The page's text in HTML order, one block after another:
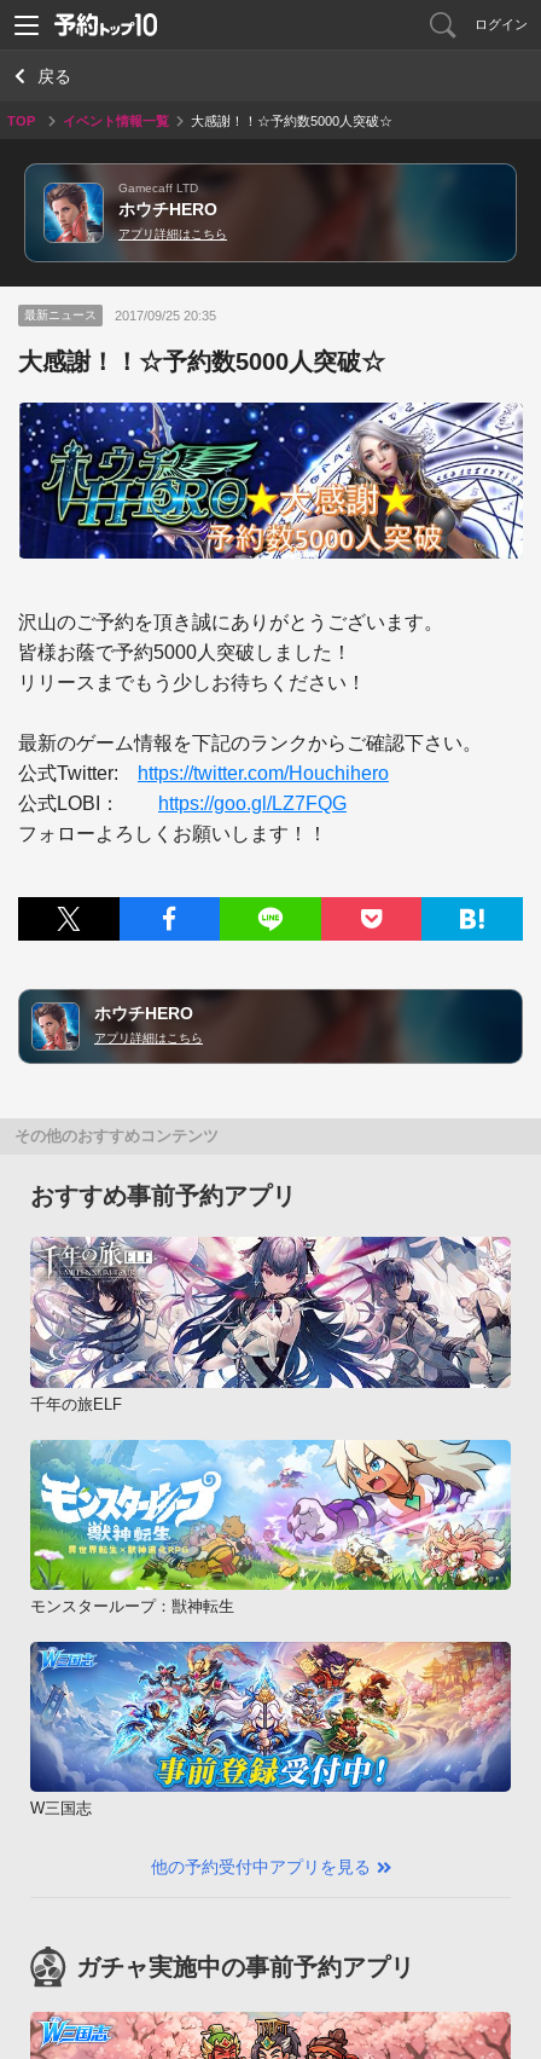
ログイン
戻る
TOP イベント情報一覧 大感謝！！☆予約数5000人突破☆
Gamecaff LTD
ホウチHERO
アプリ詳細はこちら
最新ニュース 2017/09/25 20:35
大感謝！！☆予約数5000人突破☆
沢山のご予約を頂き誠にありがとうございます。
皆様お蔭で予約5000人突破しました！
リリースまでもう少しお待ちください！
最新のゲーム情報を下記のランクからご確認下さい。
公式Twitter:
https://twitter.com/Houchihero
公式LOBI：
https://goo.gl/LZ7FQG
フォローよろしくお願いします！！
ホウチHERO
アプリ詳細はこちら
その他のおすすめコンテンツ
おすすめ事前予約アプリ
千年の旅ELF
モンスターループ：獣神転生
W三国志
他の予約受付中アプリを見る
ガチャ実施中の事前予約アプリ